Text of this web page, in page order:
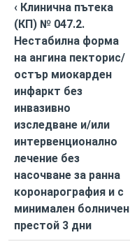
‹ Клинична пътека
(КП) № 047.2.
Нестабилна форма
на ангина пекторис/
остър миокарден
инфаркт без
инвазивно
изследване и/или
интервенционално
лечение без
насочване за ранна
коронарография и с
минимален болничен
престой 3 дни